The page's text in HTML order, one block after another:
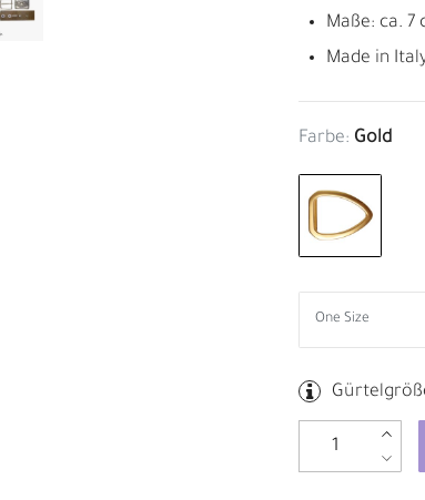
Maße: ca. 7
Made in
Farbe: Gold